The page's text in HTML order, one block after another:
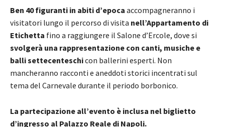
Ben 40 figuranti in abiti d’epoca accompagneranno i
visitatori lungo il percorso di visita nell’Appartamento di
Etichetta fino a raggiungere il Salone d’Ercole, dove si
svolgerà una rappresentazione con canti, musiche e
balli settecenteschicon ballerini esperti. Non
mancheranno racconti e aneddoti storici incentrati sul
tema del Carnevale durante il periodo borbonico.
La partecipazione all’evento è inclusa nel biglietto
d’ingresso al Palazzo Reale di Napoli.